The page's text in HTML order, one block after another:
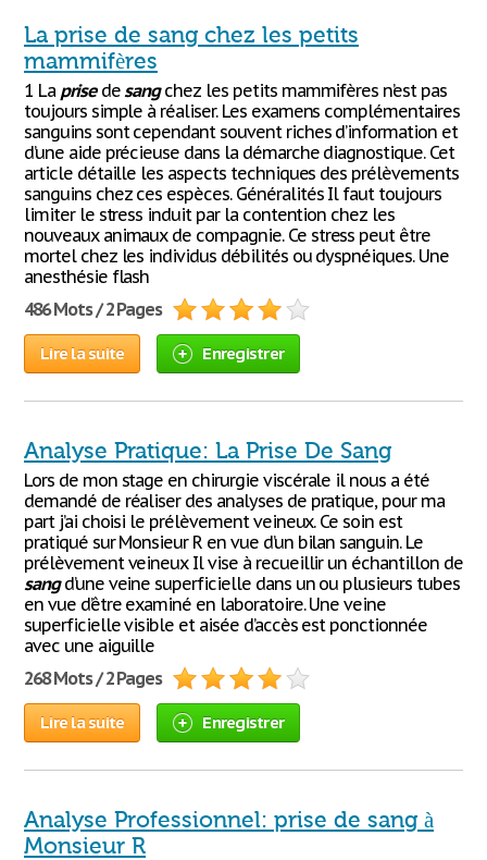
La prise de sang chez les petits
mammifères
1 La prisedesangchez les petits mammifères n’est pas
toujours simple à réaliser. Les examens complémentaires
sanguins sont cependant souvent riches d’information et
d’une aide précieuse dans la démarche diagnostique. Cet
article détaille les aspects techniques des prélèvements
sanguins chez ces espèces. Généralités Il faut toujours
limiter le stress induit par la contention chez les
nouveaux animaux de compagnie. Ce stress peut être
mortel chez les individus débilités ou dyspnéiques. Une
anesthésie flash
486 Mots / 2 Pages
Lire la suite Enregistrer
Analyse Pratique: La Prise De Sang
Lors de mon stage en chirurgie viscérale il nous a été
demandé de réaliser des analyses de pratique, pour ma
part j’ai choisi le prélèvement veineux. Ce soin est
pratiqué sur Monsieur R en vue d’un bilan sanguin. Le
prélèvement veineux Il vise à recueillir un échantillon de
sangd’une veine superficielle dans un ou plusieurs tubes
en vue d’être examiné en laboratoire. Une veine
superficielle visible et aisée d’accès est ponctionnée
avec une aiguille
268 Mots / 2 Pages
Lire la suite Enregistrer
Analyse Professionnel: prise de sang à
Monsieur R